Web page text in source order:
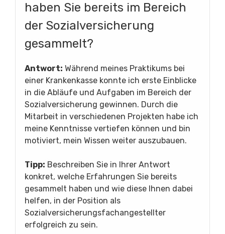
haben Sie bereits im Bereich
der Sozialversicherung
gesammelt?
Antwort: Während meines Praktikums bei
einer Krankenkasse konnte ich erste Einblicke
in die Abläufe und Aufgaben im Bereich der
Sozialversicherung gewinnen. Durch die
Mitarbeit in verschiedenen Projekten habe ich
meine Kenntnisse vertiefen können und bin
motiviert, mein Wissen weiter auszubauen.
Tipp: Beschreiben Sie in Ihrer Antwort
konkret, welche Erfahrungen Sie bereits
gesammelt haben und wie diese Ihnen dabei
helfen, in der Position als
Sozialversicherungsfachangestellter
erfolgreich zu sein.